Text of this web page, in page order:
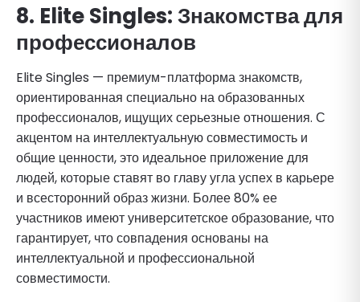
8. Elite Singles: Знакомства для
профессионалов
Elite Singles — премиум-платформа знакомств,
ориентированная специально на образованных
профессионалов, ищущих серьезные отношения. С
акцентом на интеллектуальную совместимость и
общие ценности, это идеальное приложение для
людей, которые ставят во главу угла успех в карьере
и всесторонний образ жизни. Более 80% ее
участников имеют университетское образование, что
гарантирует, что совпадения основаны на
интеллектуальной и профессиональной
совместимости.